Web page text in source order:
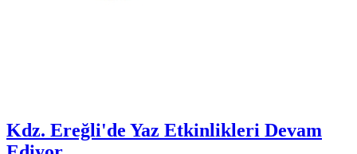
Kdz. Ereğli'de Yaz Etkinlikleri Devam